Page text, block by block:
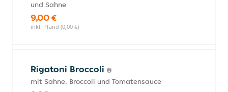
und Sahne
9,00 €
inkl. Pfand (0,00 €)
Rigatoni Broccoli
mit Sahne, Broccoli und Tomatensauce